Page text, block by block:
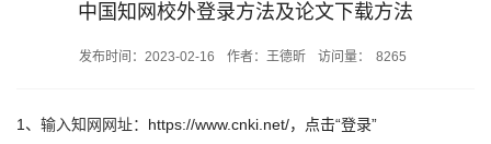
中国知网校外登录方法及论文下载方法
发布时间：2023-02-16 作者：王德昕 访问量： 8265
1、 输入知网网址： https://www.cnki.net/，点击“登录”